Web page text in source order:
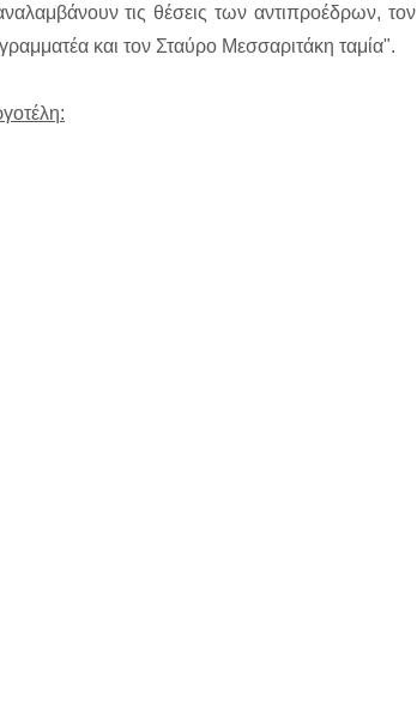
τις θέσεις των αντιπροέδρων, τον
και τον Σταύρο Μεσσαριτάκη ταμία".